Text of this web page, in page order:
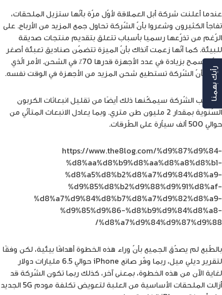
عندما أعلنت شركة أبل العملاقة لأوّل مرّة بأنّها ستزيل الملحقات،
تفاجأ الكثيرون وشعروا بأنّ الشّركة تحاول جمع المزيد من الأرباح. على
الرّغم من تذرّعها رسميا بأسباب تتعلق بتقديم منتجات صديقة
للبيئة. كما أنّها زعمت آنذاك بأنّ الميزة تتضمّن صناديق تعبئة أصغر
ممّا يسمح بزيادة في عدد الأجهزة قدرها 70٪ في الشحن. الأمر الّذي
يعني بأنّ الشّركة تستطيع شحن المزيد من الأجهزة في الوقت نفسه.
وبحسب الشّركة سيمكّنها ذلك أيضًا من تقليل انبعاثات الكربون
السّنوية بمقدار 2 مليون طن متري. وبما يعادل الانبعاث المتأتّي من
حوالي 500 ألف سياّرة على الطّرقات.
https://www.the8log.com/%d9%87%d9%84-
%d8%aa%d8%b9%d8%aa%d8%a8%d8%b1-
%d8%a5%d8%b2%d8%a7%d9%84%d8%a9-
%d9%85%d8%b2%d9%88%d9%91%d8%af-
%d8%a7%d9%84%d8%b7%d8%a7%d9%82%d8%a9-
%d9%85%d9%86-%d8%b9%d9%84%d8%a8-
%d8%a7%d9%84%d9%87%d9%88/
بالطّبع لم يصدّق الجميع بأنّ وراء هذه الخطوة أهدافًا بيئية، لكن وفقًا
لتقرير ديلي ميل، ربما وفّر صانع iPhone حوالي 6.5 مليارات دولار
لغاية الآن من هذه الخطوة، بمعنى آخر، كذلك ربما تكون الشّركة قد
أزالت الملحقات الأساسية من العلبة لتعويض تكلفة مودم 5G الجديد
رأيك بهمنا